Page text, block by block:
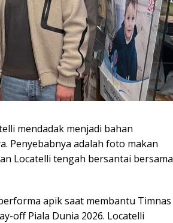
mendadak menjadi bahan
Penyebabnya adalah foto makan
Locatelli tengah bersantai bersama
apik saat membantu Timnas
off Piala Dunia 2026. Locatelli